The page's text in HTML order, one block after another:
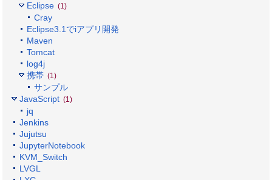
Eclipse (1)
Cray
Eclipse3.1でiアプリ開発
Maven
Tomcat
log4j
携帯 (1)
サンプル
JavaScript (1)
jq
Jenkins
Jujutsu
JupyterNotebook
KVM_Switch
LVGL